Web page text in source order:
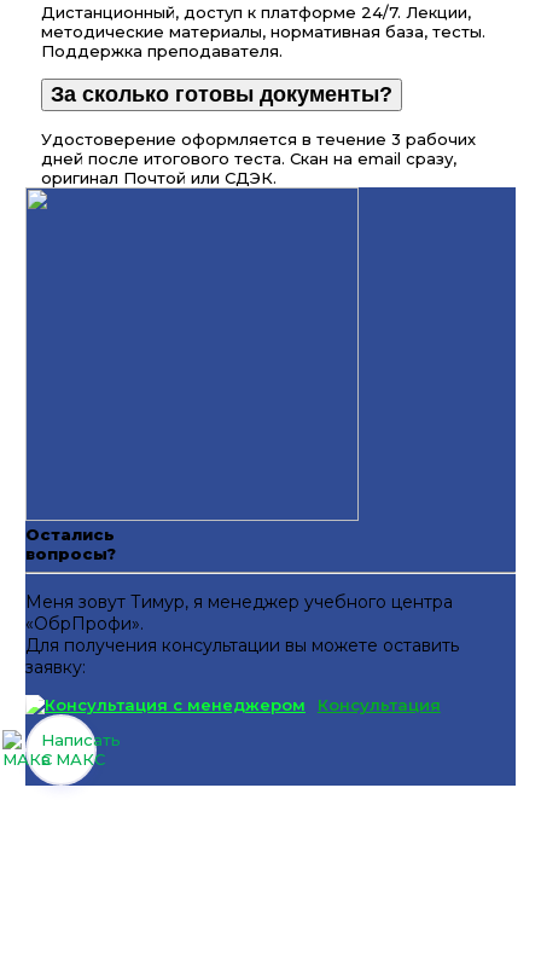
Дистанционный, доступ к платформе 24/7. Лекции,
методические материалы, нормативная база, тесты.
Поддержка преподавателя.
За сколько готовы документы?
Удостоверение оформляется в течение 3 рабочих
дней после итогового теста. Скан на email сразу,
оригинал Почтой или СДЭК.
Остались
вопросы?
Меня зовут Тимур, я менеджер учебного центра
«ОбрПрофи».
Для получения консультации вы можете оставить
заявку:
Консультация
Написать
в МАКС